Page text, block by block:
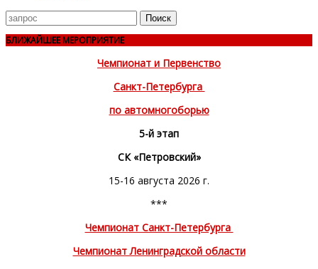
Поиск
для
БЛИЖАЙШЕЕ МЕРОПРИЯТИЕ
Чемпионат и Первенство
Санкт-Петербурга
по автомногоборью
5-й этап
СК «Петровский»
15-16 августа 2026 г.
***
Чемпионат Санкт-Петербурга
Чемпионат Ленинградской области